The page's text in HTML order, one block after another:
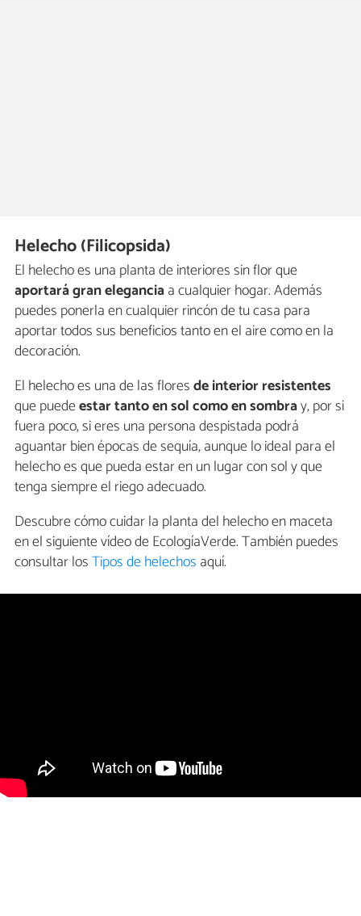
Helecho (Filicopsida)
El helecho es una planta de interiores sin flor que
aportará gran eleganciaa cualquier hogar. Además
puedes ponerla en cualquier rincón de tu casa para
aportar todos sus beneficios tanto en el aire como en la
decoración.
El helecho es una de las floresde interior resistentes
que puedeestar tanto en sol como en sombray, por si
fuera poco, si eres una persona despistada podrá
aguantar bien épocas de sequía, aunque lo ideal para el
helecho es que pueda estar en un lugar con sol y que
tenga siempre el riego adecuado.
Descubre cómo cuidar la planta del helecho en maceta
en el siguiente vídeo de EcologíaVerde. También puedes
consultar losTipos de helechos aquí.